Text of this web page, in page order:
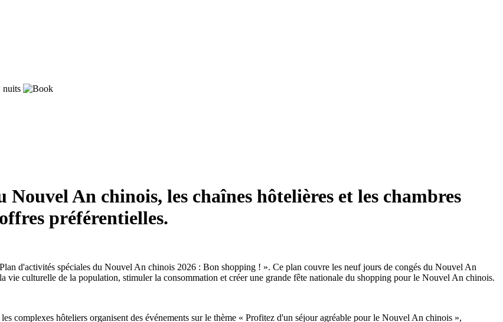
nuits
An chinois, les chaînes hôtelières et les chambres
préférentielles.
d'activités spéciales du Nouvel An chinois 2026 : Bon shopping ! ». Ce plan couvre les neuf jours de congés du Nouvel An
vie culturelle de la population, stimuler la consommation et créer une grande fête nationale du shopping pour le Nouvel An chinois.
complexes hôteliers organisent des événements sur le thème « Profitez d'un séjour agréable pour le Nouvel An chinois »,